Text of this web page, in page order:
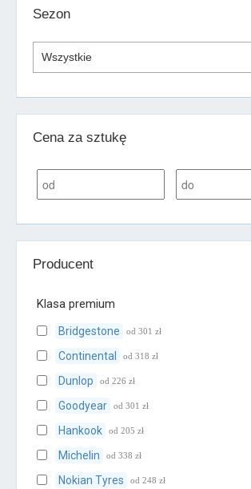
Sezon
Cena za sztukę
Producent
Klasa premium
Bridgestone od 301 zł
Continental od 318 zł
Dunlop od 226 zł
Goodyear od 301 zł
Hankook od 205 zł
Michelin od 338 zł
Nokian Tyres od 248 zł